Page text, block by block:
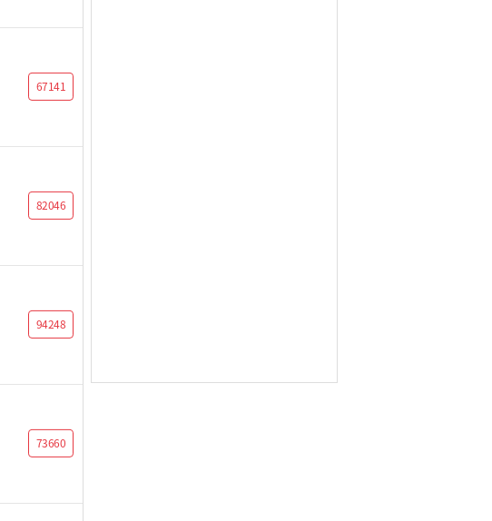
67141
82046
94248
73660